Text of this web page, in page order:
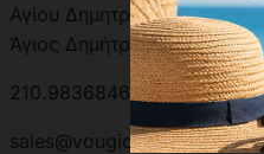
Αγίου Δημητρίου 301, 17342
Άγιος Δημήτριος, Ελλάδα
210.9836846 | 210.9881501
sales@vougioukas.gr